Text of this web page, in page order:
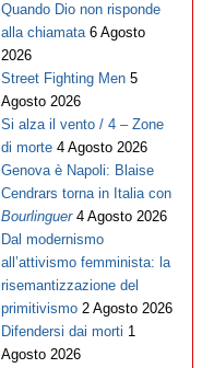
Quando Dio non risponde
alla chiamata 6 Agosto
2026
Street Fighting Men 5
Agosto 2026
Si alza il vento / 4 – Zone
di morte 4 Agosto 2026
Genova è Napoli: Blaise
Cendrars torna in Italia con
Bourlinguer 4 Agosto 2026
Dal modernismo
all’attivismo femminista: la
risemantizzazione del
primitivismo 2 Agosto 2026
Difendersi dai morti 1
Agosto 2026